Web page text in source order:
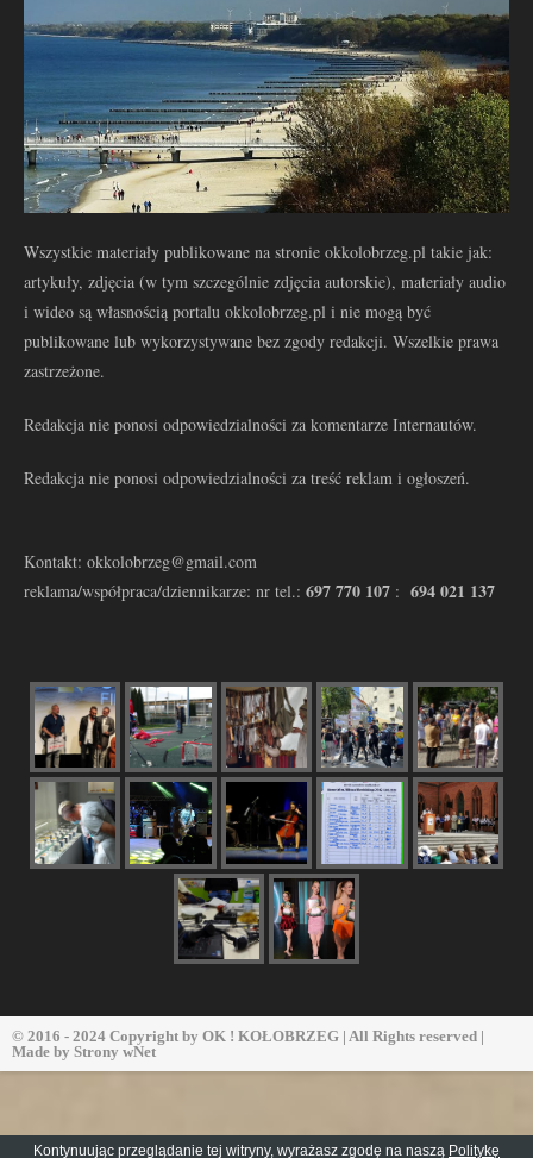
Wszystkie materiały publikowane na stronie okkolobrzeg.pl takie jak:
artykuły, zdjęcia (w tym szczególnie zdjęcia autorskie), materiały audio
i wideo są własnością portalu okkolobrzeg.pl i nie mogą być
publikowane lub wykorzystywane bez zgody redakcji. Wszelkie prawa
zastrzeżone.
Redakcja nie ponosi odpowiedzialności za komentarze Internautów.
Redakcja nie ponosi odpowiedzialności za treść reklam i ogłoszeń.
Kontakt: okkolobrzeg@gmail.com
reklama/współpraca/dziennikarze: nr tel.: 697 770 107 : 694 021 137
© 2016 - 2024 Copyright by OK ! KOŁOBRZEG | All Rights reserved |
Made by Strony wNet
Kontynuując przeglądanie tej witryny, wyrażasz zgodę na naszą Politykę